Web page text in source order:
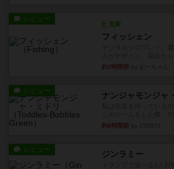
レビュー
充実
フィッシェン
約3時間前
レビュー ナンジャモンジャ
約6時間前
レビュー ジンラミー